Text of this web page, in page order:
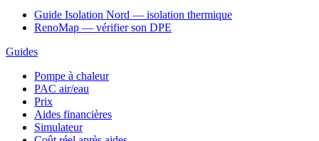
Guide Isolation Nord — isolation thermique
RenoMap — vérifier son DPE
Guides
Pompe à chaleur
PAC air/eau
Prix
Aides financières
Simulateur